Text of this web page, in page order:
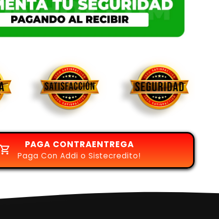
PAGA CONTRAENTREGA
Paga Con Addi o Sistecredito!